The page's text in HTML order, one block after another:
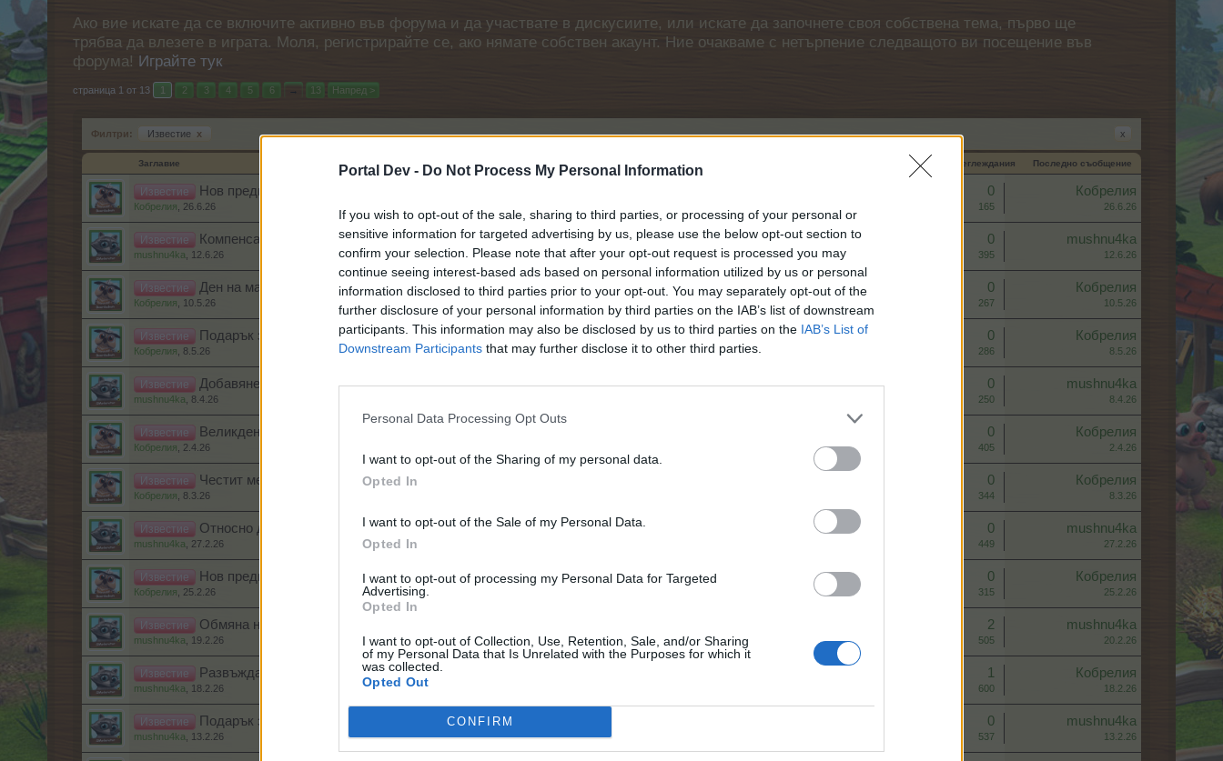
Portal Dev - Do Not Process My Personal Information
If you wish to opt-out of the sale, sharing to third parties, or processing of your personal or
sensitive information for targeted advertising by us, please use the below opt-out section to
confirm your selection. Please note that after your opt-out request is processed you may
continue seeing interest-based ads based on personal information utilized by us or personal
information disclosed to third parties prior to your opt-out. You may separately opt-out of the
further disclosure of your personal information by third parties on the IAB’s list of downstream
participants. This information may also be disclosed by us to third parties on the IAB’s List of
Downstream Participants that may further disclose it to other third parties.
Personal Data Processing Opt Outs
I want to opt-out of the Sharing of my personal data.
Opted In
I want to opt-out of the Sale of my Personal Data.
Opted In
I want to opt-out of processing my Personal Data for Targeted
Advertising.
Opted In
I want to opt-out of Collection, Use, Retention, Sale, and/or Sharing
of my Personal Data that Is Unrelated with the Purposes for which it
was collected.
Opted Out
CONFIRM
Ако вие искате да се включите активно във форума и да участвате в дискусиите, или искате да започнете своя собствена тема, първо ще
трябва да влезете в играта. Моля, регистрирайте се, ако нямате собствен акаунт. Ние очакваме с нетърпение следващото ви посещение във
форума! Играйте тук
страница 1 от 13 1 2 3 4 5 6 → 13 Напред >
Филтри: Известие x x
Заглавие Отговори Преглеждания Последно съобщение
Известие Нов предмет на колелото на късмета
Кобрелия 26.6.26
0
165
Кобрелия
26.6.26
Известие Компенсация за забавеното започване на събитията вчера
mushnu4ka 12.6.26
0
395
mushnu4ka
12.6.26
Известие Ден на майката – май 2026 г.
Кобрелия 10.5.26
0
267
Кобрелия
10.5.26
Известие Подарък за Деня на майката
Кобрелия 8.5.26
0
286
Кобрелия
8.5.26
Известие Добавяне на нови пакети със супер тор и спец. тор на Мими
mushnu4ka 8.4.26
0
250
mushnu4ka
8.4.26
Известие Великденски подарък
Кобрелия 2.4.26
0
405
Кобрелия
2.4.26
Известие Честит международен ден на жената
Кобрелия 8.3.26
0
344
Кобрелия
8.3.26
Известие Относно днешните проблеми с колелото на късмета
mushnu4ka 27.2.26
0
449
mushnu4ka
27.2.26
Известие Нов предмет на колелото на късмета
Кобрелия 25.2.26
0
315
Кобрелия
25.2.26
Известие Обмяна на неизползваните ресурси и предмети от събитието "Зала за алпийско сияние"
mushnu4ka 19.2.26
2
505
mushnu4ka
20.2.26
Известие Развъждане на крастави жаби
mushnu4ka 18.2.26
1
600
Кобрелия
18.2.26
Известие Подарък за Свети Валентин
mushnu4ka 13.2.26
0
537
mushnu4ka
13.2.26